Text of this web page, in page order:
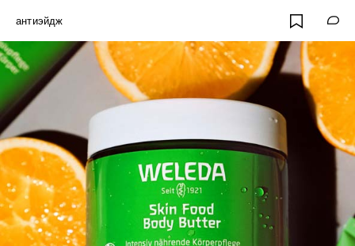
антиэйдж